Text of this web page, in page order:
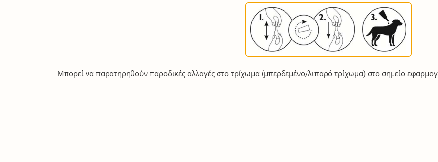
Μπορεί να παρατηρηθούν παροδικές αλλαγές στο τρίχωμα (μπερδεμένο/λιπαρό τρίχωμα) στο σημείο